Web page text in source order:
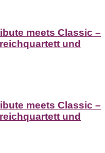
meets Classic –
und
meets Classic –
und